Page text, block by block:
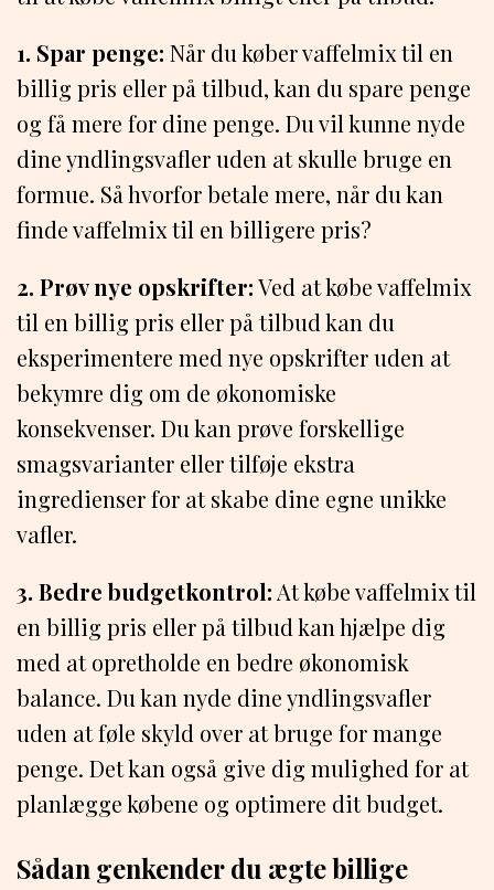
1. Spar penge: Når du køber vaffelmix til en
billig pris eller på tilbud, kan du spare penge
og få mere for dine penge. Du vil kunne nyde
dine yndlingsvafler uden at skulle bruge en
formue. Så hvorfor betale mere, når du kan
finde vaffelmix til en billigere pris?
2. Prøv nye opskrifter:Ved at købe vaffelmix
til en billig pris eller på tilbud kan du
eksperimentere med nye opskrifter uden at
bekymre dig om de økonomiske
konsekvenser. Du kan prøve forskellige
smagsvarianter eller tilføje ekstra
ingredienser for at skabe dine egne unikke
vafler.
3. Bedre budgetkontrol: At købe vaffelmix til
en billig pris eller på tilbud kan hjælpe dig
med at opretholde en bedre økonomisk
balance. Du kan nyde dine yndlingsvafler
uden at føle skyld over at bruge for mange
penge. Det kan også give dig mulighed for at
planlægge købene og optimere dit budget.
Sådan genkender du ægte billige